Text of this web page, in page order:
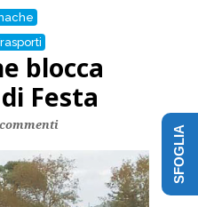
blocca
Festa
SFOGLIA